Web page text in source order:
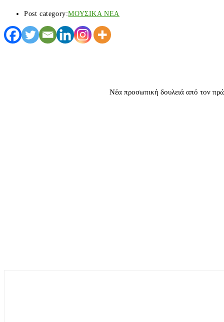
Post category:ΜΟΥΣΙΚΑ ΝΕΑ
Νέα προσωπική δουλειά από τον